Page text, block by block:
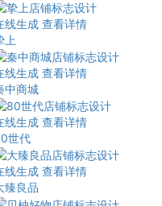
线生成 查看详情
上
线生成 查看详情
中商城
线生成 查看详情
世代
线生成 查看详情
臻良品